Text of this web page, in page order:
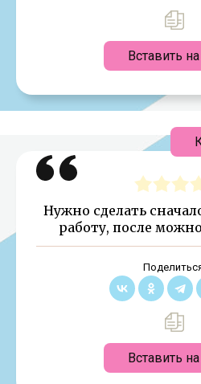
Вставить
Нужно сделать
работу, после
Вставить